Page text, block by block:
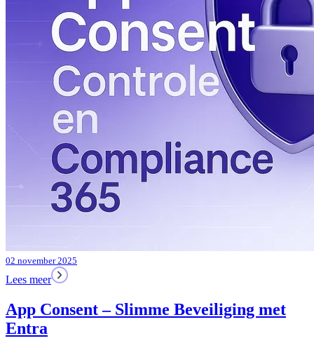
02 november 2025
Lees meer
App Consent – Slimme Beveiliging met
Entra